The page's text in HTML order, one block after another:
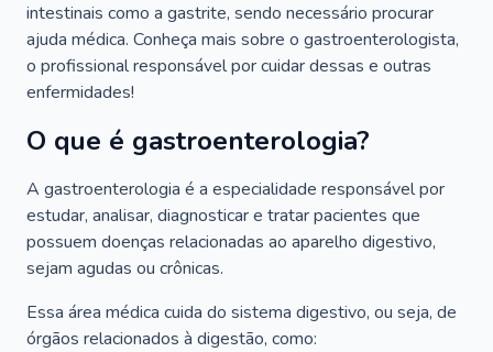
intestinais como a gastrite, sendo necessário procurar
ajuda médica. Conheça mais sobre o gastroenterologista,
o profissional responsável por cuidar dessas e outras
enfermidades!
O que é gastroenterologia?
A gastroenterologia é a especialidade responsável por
estudar, analisar, diagnosticar e tratar pacientes que
possuem doenças relacionadas ao aparelho digestivo,
sejam agudas ou crônicas.
Essa área médica cuida do sistema digestivo, ou seja, de
órgãos relacionados à digestão, como: